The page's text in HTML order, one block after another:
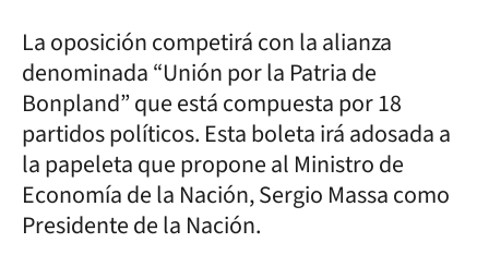
La oposición competirá con la alianza
denominada “Unión por la Patria de
Bonpland” que está compuesta por 18
partidos políticos. Esta boleta irá adosada a
la papeleta que propone al Ministro de
Economía de la Nación, Sergio Massa como
Presidente de la Nación.